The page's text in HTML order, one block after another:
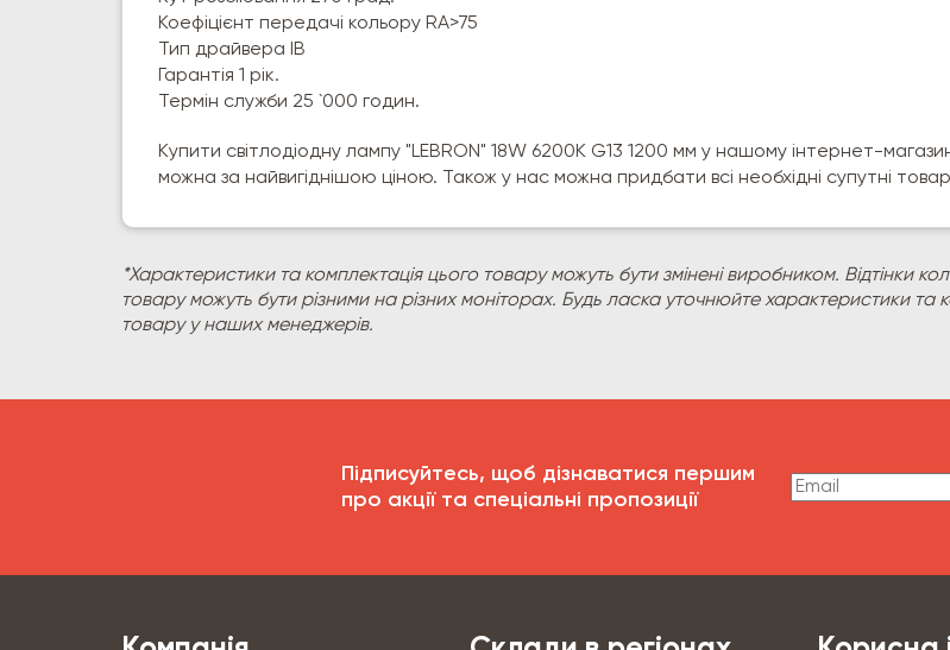
Коефіцієнт передачі кольору RA>75
Тип драйвера ІВ
Гарантія 1 рік.
Термін служби 25 `000 годин.
Купити світлодіодну лампу "LEBRON" 18W 6200К G13 1200 мм у нашому інтернет-
можна за найвигіднішою ціною. Також у нас можна придбати всі необхідні супутні
*Характеристики та комплектація цього товару можуть бути змінені виробником. Відтінки
товару можуть бути різними на різних моніторах. Будь ласка уточнюйте характеристики та
товару у наших менеджерів.
Підписуйтесь, щоб дізнаватися першим
про акції та спеціальні пропозиції